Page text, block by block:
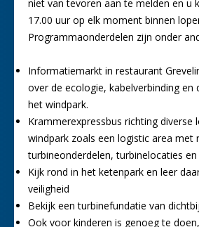
niet van tevoren aan te melden en u
17.00 uur op elk moment binnen
Programmaonderdelen zijn onder
Informatiemarkt in restaurant
over de ecologie, kabelverbinding en
het windpark.
Krammerexpressbus richting diverse
windpark zoals een logistic area met
turbineonderdelen, turbinelocaties
Kijk rond in het ketenpark en leer
veiligheid
Bekijk een turbinefundatie van dichtbij
Ook voor kinderen is genoeg te